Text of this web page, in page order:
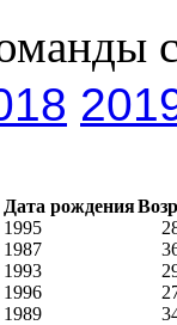
Дата рождения
1995
1987
1993
1996
1989